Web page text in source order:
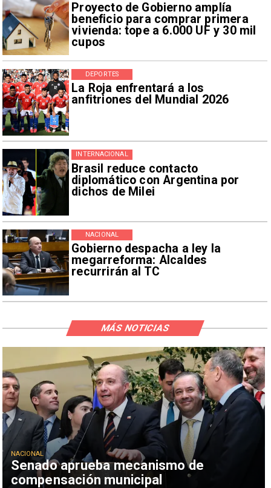
Proyecto de Gobierno amplía
beneficio para comprar primera
vivienda: tope a 6.000 UF y 30 mil
cupos
La Roja enfrentará a los
anfitriones del Mundial 2026
DEPORTES
Brasil reduce contacto
diplomático con Argentina por
dichos de Milei
INTERNACIONAL
Gobierno despacha a ley la
megarreforma: Alcaldes
recurrirán al TC
NACIONAL
Senado aprueba mecanismo de
compensación municipal
NACIONAL
MÁS NOTICIAS